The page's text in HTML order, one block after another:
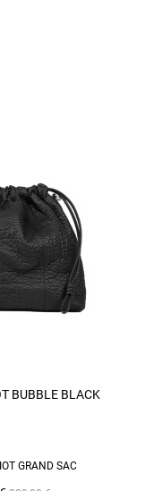
BUBBLE BLACK
GRAND SAC
DE STOCK